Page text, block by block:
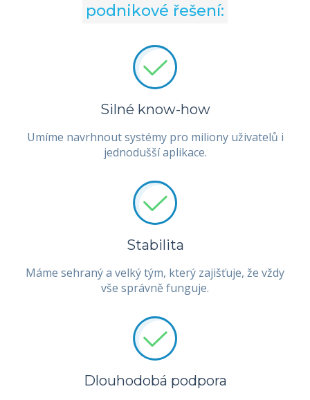
podnikové řešení:
Silné know-how
Umíme navrhnout systémy pro miliony uživatelů i
jednodušší aplikace.
Stabilita
Máme sehraný a velký tým, který zajišťuje, že vždy
vše správně funguje.
Dlouhodobá podpora